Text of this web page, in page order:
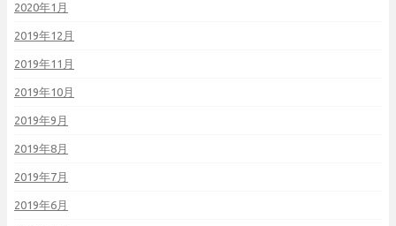
2020年1月
2019年12月
2019年11月
2019年10月
2019年9月
2019年8月
2019年7月
2019年6月